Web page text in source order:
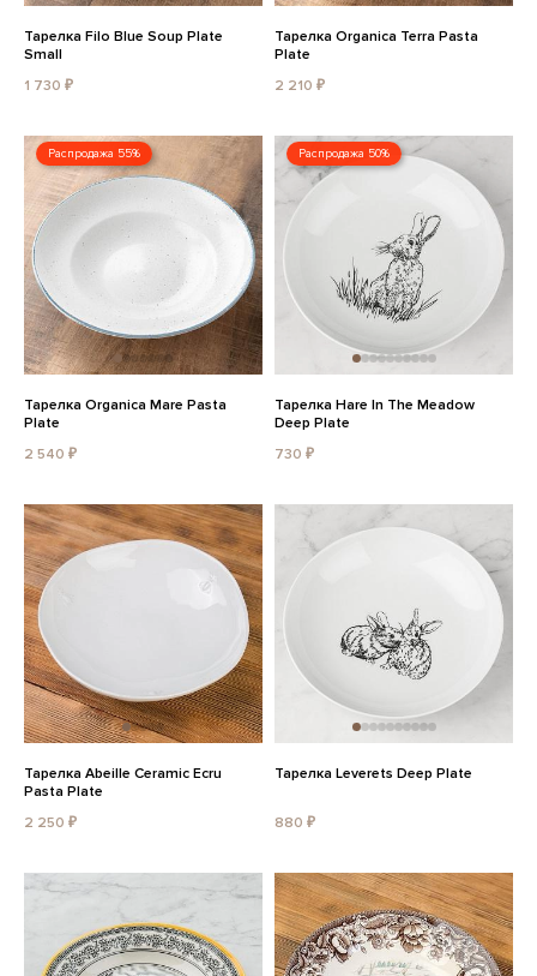
Тарелка Filo Blue Soup Plate
Small
1 730 ₽
Тарелка Organica Terra Pasta
Plate
2 210 ₽
Распродажа 55%
Тарелка Organica Mare Pasta
Plate
2 540 ₽
Распродажа 50%
Тарелка Hare In The Meadow
Deep Plate
730 ₽
Тарелка Abeille Ceramic Ecru
Pasta Plate
2 250 ₽
Тарелка Leverets Deep Plate
880 ₽